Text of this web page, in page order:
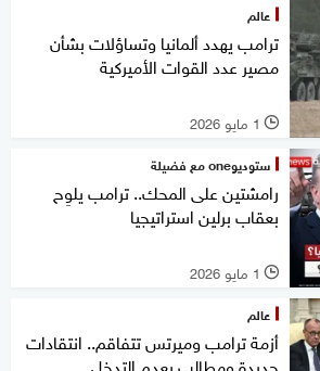
عالم
ترامب يهدد ألمانيا وتساؤلات بشأن
مصير عدد القوات الأميركية
l 1 مايو 2026
ستوديوone مع فضيلة
رامشتين على المحك.. ترامب يلوِح
بعقاب برلين استراتيجيا
l 1 مايو 2026
عالم
أزمة ترامب وميرتس تتفاقم.. انتقادات
جديدة ومطالب بعدم التدخل